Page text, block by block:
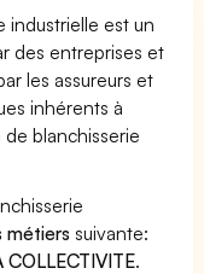
industrielle est un
des entreprises et
les assureurs et
inhérents à
blanchisserie
métiers suivante:
COLLECTIVITE.